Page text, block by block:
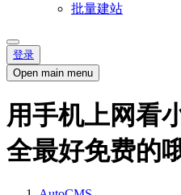
批量建站
登录
Open main menu
用手机上网看
全最好免费的